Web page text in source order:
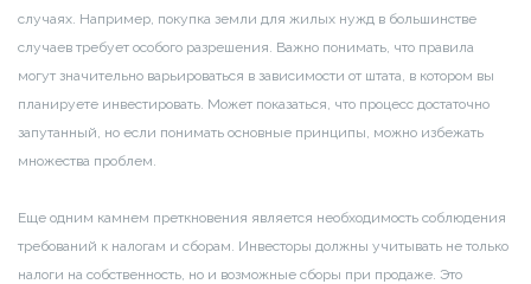
случаях. Например, покупка земли для жилых нужд в большинстве
случаев требует особого разрешения. Важно понимать, что правила
могут значительно варьироваться в зависимости от штата, в котором вы
планируете инвестировать. Может показаться, что процесс достаточно
запутанный, но если понимать основные принципы, можно избежать
множества проблем.
Еще одним камнем преткновения является необходимость соблюдения
требований к налогам и сборам. Инвесторы должны учитывать не только
налоги на собственность, но и возможные сборы при продаже. Это